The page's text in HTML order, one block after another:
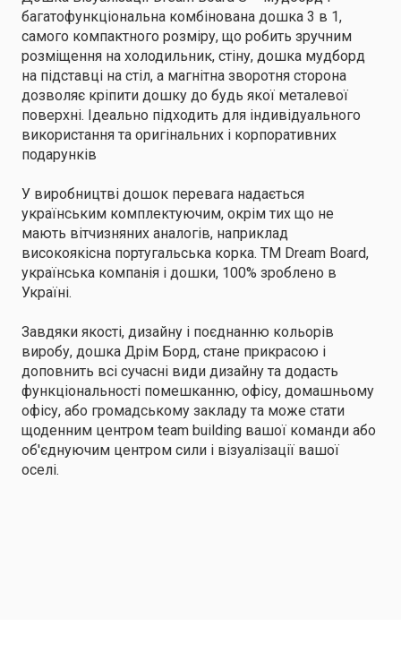
багатофункціональна комбінована дошка 3 в 1,
самого компактного розміру, що робить зручним
розміщення на холодильник, стіну, дошка мудборд
на підставці на стіл, а магнітна зворотня сторона
дозволяє кріпити дошку до будь якої металевої
поверхні. Ідеально підходить для індивідуального
використання та оригінальних і корпоративних
подарунків
У виробництві дошок перевага надається
українським комплектуючим, окрім тих що не
мають вітчизняних аналогів, наприклад
високоякісна португальська корка. TM Dream Board,
українська компанія і дошки, 100% зроблено в
Україні.
Завдяки якості, дизайну і поєднанню кольорів
виробу, дошка Дрім Борд, стане прикрасою і
доповнить всі сучасні види дизайну та додасть
функціональності помешканню, офісу, домашньому
офісу, або громадському закладу та може стати
щоденним центром team building вашої команди або
об'єднуючим центром сили і візуалізації вашої
оселі.